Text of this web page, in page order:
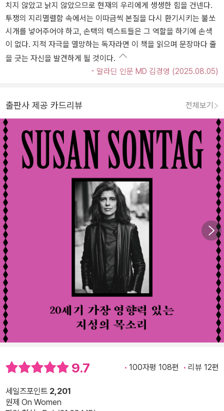
치지 않았고 낡지 않았으므로 현재의 우리에게 생생한 힘을 건넨다.
투쟁의 지리멸렬함 속에서는 이따금씩 본질을 다시 환기시키는 불쏘
시개를 넣어주어야 하고, 손택의 텍스트들은 그 역할을 하기에 손색
이 없다. 지적 자극을 열망하는 독자라면 이 책을 읽으며 문장마다 줄
을 긋는 자신을 발견하게 될 것이다.
- 알라딘 인문 MD 김경영 (2025.08.05)
출판사 제공 카드리뷰 전체보기
9.7 100자평 108편 리뷰 12편
세일즈포인트 2,201
원제 On Women